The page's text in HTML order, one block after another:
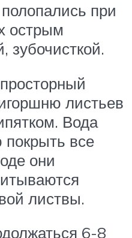
при
острым
зубочисткой.
листьев
Вода
все
они
листвы.
6-8